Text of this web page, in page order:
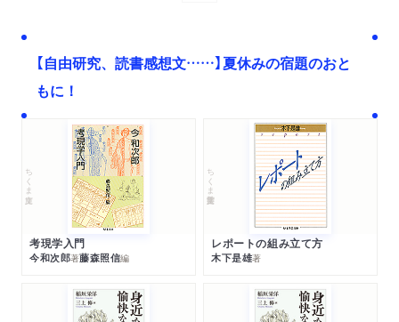
【自由研究、読書感想文……】夏休みの宿題のおと
もに！
ちくま文庫
考現学入門
今和次郎著藤森照信編
ちくま学芸文庫
レポートの組み立て方
木下是雄著